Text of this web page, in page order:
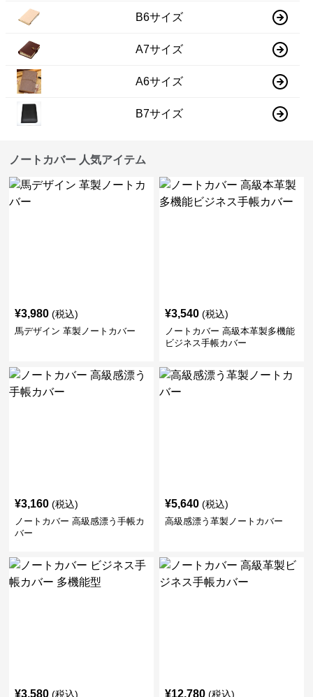
B6サイズ
A7サイズ
A6サイズ
B7サイズ
ノートカバー 人気アイテム
¥3,980 (税込)
馬デザイン 革製ノートカバー
¥3,540 (税込)
ノートカバー 高級本革製多機能
ビジネス手帳カバー
¥3,160 (税込)
ノートカバー 高級感漂う手帳カ
バー
¥5,640 (税込)
高級感漂う革製ノートカバー
¥3,580 (税込) ¥12,780 (税込)